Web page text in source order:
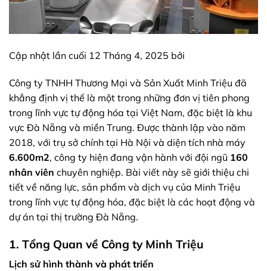
Cập nhật lần cuối 12 Tháng 4, 2025 bởi
Công ty TNHH Thương Mại và Sản Xuất Minh Triệu đã
khẳng định vị thế là một trong những đơn vị tiên phong
trong lĩnh vực tự động hóa tại Việt Nam, đặc biệt là khu
vực Đà Nẵng và miền Trung. Được thành lập vào năm
2018, với trụ sở chính tại Hà Nội và diện tích nhà máy
6.600m2, công ty hiện đang vận hành với đội ngũ 160
nhân viên chuyên nghiệp. Bài viết này sẽ giới thiệu chi
tiết về năng lực, sản phẩm và dịch vụ của Minh Triệu
trong lĩnh vực tự động hóa, đặc biệt là các hoạt động và
dự án tại thị trường Đà Nẵng.
1. Tổng Quan về Công ty Minh Triệu
Lịch sử hình thành và phát triển